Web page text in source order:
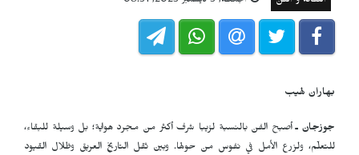
بهاران لهيب
جوزجان ـأصبح الفن بالنسبة لزيبا شرف أكثر من مجرد هواية؛ بل وسيلة للبقاء،
للتعلّم، ولزرع الأمل في نفوس من حولها. وبين ثقل التاريخ العريق وظلال القيود